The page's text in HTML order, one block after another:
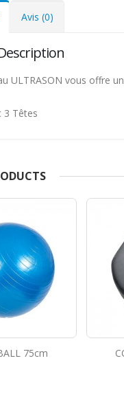
Avis (0)
ULTRASON vous offre
3 Têtes
TETIERE